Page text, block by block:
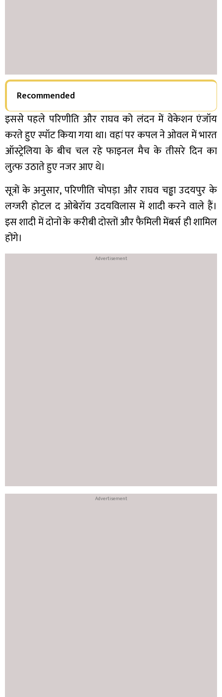
Recommended
इससे पहले परिणीति और राघव को लंदन में वेकेशन एंजॉय
करते हुए स्पॉट किया गया था। वहां पर कपल ने ओवल में भारत
ऑस्ट्रेलिया के बीच चल रहे फाइनल मैच के तीसरे दिन का
लुत्फ उठाते हुए नजर आए थे।
सूत्रों के अनुसार, परिणीति चोपड़ा और राघव चड्ढा उदयपुर के
लग्जरी होटल द ओबेरॉय उदयविलास में शादी करने वाले हैं।
इस शादी में दोनों के करीबी दोस्तों और फैमिली मेंबर्स ही शामिल
होंगे।